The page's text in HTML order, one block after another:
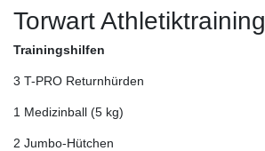
Torwart Athletiktraining
Trainingshilfen
3 T-PRO Returnhürden
1 Medizinball (5 kg)
2 Jumbo-Hütchen